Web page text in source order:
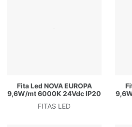
Fita Led NOVA EUROPA
9,6W/mt 6000K 24Vdc IP20
FITAS LED